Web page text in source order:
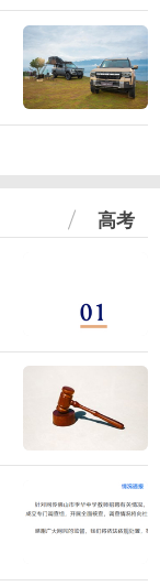
高考